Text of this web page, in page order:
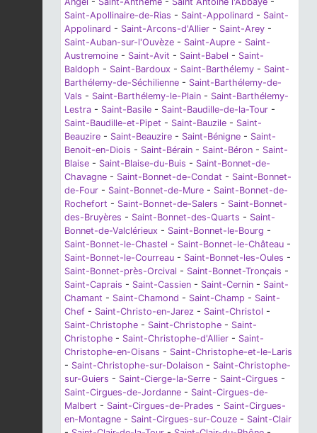
Saint-Apollinaire-de-Rias - Saint-Appolinard - Saint-
Appolinard - Saint-Arcons-d'Allier - Saint-Arey -
Saint-Auban-sur-l'Ouvèze - Saint-Aupre - Saint-
Austremoine - Saint-Avit - Saint-Babel - Saint-
Baldoph - Saint-Bardoux - Saint-Barthélemy - Saint-
Barthélemy-de-Séchilienne - Saint-Barthélemy-de-
Vals - Saint-Barthélemy-le-Plain - Saint-Barthélemy-
Lestra - Saint-Basile - Saint-Baudille-de-la-Tour -
Saint-Baudille-et-Pipet - Saint-Bauzile - Saint-
Beauzire - Saint-Beauzire - Saint-Bénigne - Saint-
Benoit-en-Diois - Saint-Bérain - Saint-Béron - Saint-
Blaise - Saint-Blaise-du-Buis - Saint-Bonnet-de-
Chavagne - Saint-Bonnet-de-Condat - Saint-Bonnet-
de-Four - Saint-Bonnet-de-Mure - Saint-Bonnet-de-
Rochefort - Saint-Bonnet-de-Salers - Saint-Bonnet-
des-Bruyères - Saint-Bonnet-des-Quarts - Saint-
Bonnet-de-Valclérieux - Saint-Bonnet-le-Bourg -
Saint-Bonnet-le-Chastel - Saint-Bonnet-le-Château -
Saint-Bonnet-le-Courreau - Saint-Bonnet-les-Oules -
Saint-Bonnet-près-Orcival - Saint-Bonnet-Tronçais -
Saint-Caprais - Saint-Cassien - Saint-Cernin - Saint-
Chamant - Saint-Chamond - Saint-Champ - Saint-
Chef - Saint-Christo-en-Jarez - Saint-Christol -
Saint-Christophe - Saint-Christophe - Saint-
Christophe - Saint-Christophe-d'Allier - Saint-
Christophe-en-Oisans - Saint-Christophe-et-le-Laris
- Saint-Christophe-sur-Dolaison - Saint-Christophe-
sur-Guiers - Saint-Cierge-la-Serre - Saint-Cirgues -
Saint-Cirgues-de-Jordanne - Saint-Cirgues-de-
Malbert - Saint-Cirgues-de-Prades - Saint-Cirgues-
en-Montagne - Saint-Cirgues-sur-Couze - Saint-Clair